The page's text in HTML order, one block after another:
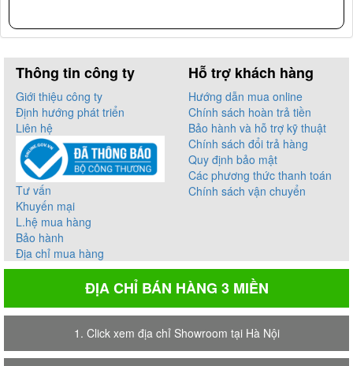
Thông tin công ty
Giới thiệu công ty
Định hướng phát triển
Liên hệ
Tư vấn
Khuyến mại
L.hệ mua hàng
Bảo hành
Địa chỉ mua hàng
Hỗ trợ khách hàng
Hướng dẫn mua online
Chính sách hoàn trả tiền
Bảo hành và hỗ trợ kỹ thuật
Chính sách đổi trả hàng
Quy định bảo mật
Các phương thức thanh toán
Chính sách vận chuyển
ĐỊA CHỈ BÁN HÀNG 3 MIỀN
1. Click xem địa chỉ Showroom tại Hà Nội